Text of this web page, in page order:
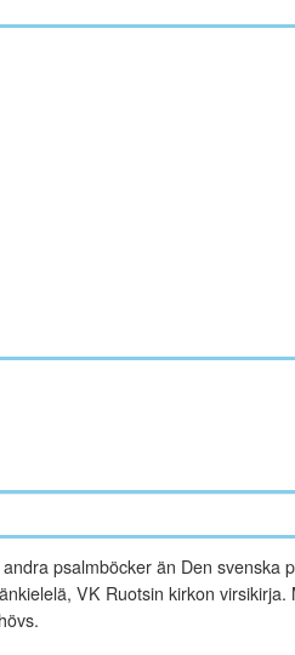
psalmböcker än Den svenska
VK Ruotsin kirkon virsikirja.